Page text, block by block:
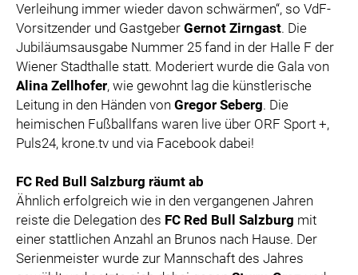
Verleihung immer wieder davon schwärmen“, so VdF-
Vorsitzender und Gastgeber Gernot Zirngast. Die
Jubiläumsausgabe Nummer 25 fand in der Halle F der
Wiener Stadthalle statt. Moderiert wurde die Gala von
Alina Zellhofer, wie gewohnt lag die künstlerische
Leitung in den Händen von Gregor Seberg. Die
heimischen Fußballfans waren live über ORF Sport +,
Puls24, krone.tv und via Facebook dabei!
FC Red Bull Salzburg räumt ab
Ähnlich erfolgreich wie in den vergangenen Jahren
reiste die Delegation des FC Red Bull Salzburg mit
einer stattlichen Anzahl an Brunos nach Hause. Der
Serienmeister wurde zur Mannschaft des Jahres